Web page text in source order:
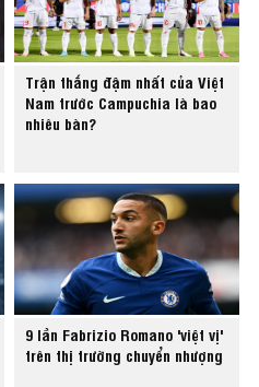
Trận thắng đậm nhất của Việt
Nam trước Campuchia là bao
nhiêu bàn?
9 lần Fabrizio Romano 'việt vị'
trên thị trường chuyển nhượng